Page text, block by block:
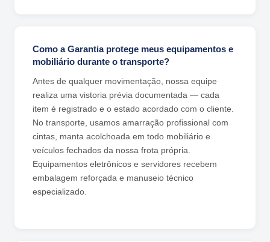
Como a Garantia protege meus equipamentos e
mobiliário durante o transporte?
Antes de qualquer movimentação, nossa equipe
realiza uma vistoria prévia documentada — cada
item é registrado e o estado acordado com o cliente.
No transporte, usamos amarração profissional com
cintas, manta acolchoada em todo mobiliário e
veículos fechados da nossa frota própria.
Equipamentos eletrônicos e servidores recebem
embalagem reforçada e manuseio técnico
especializado.